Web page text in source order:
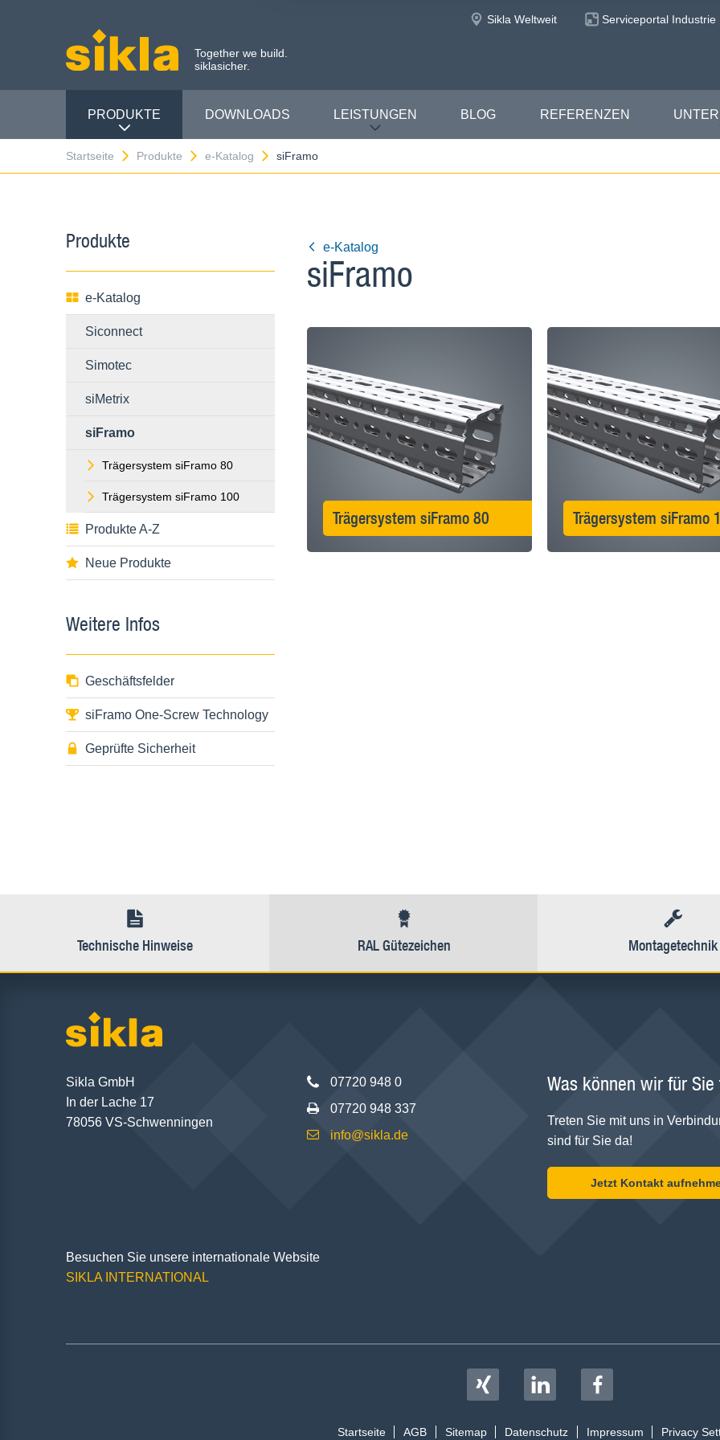
Together we build.
siklasicher.
Sikla Weltweit Serviceportal Industrie
PRODUKTE DOWNLOADS LEISTUNGEN BLOG REFERENZEN
Startseite Produkte e-Katalog siFramo
Produkte
e-Katalog
Siconnect
Simotec
siMetrix
siFramo
Trägersystem siFramo 80
Trägersystem siFramo 100
Produkte A-Z
Neue Produkte
Weitere Infos
Geschäftsfelder
siFramo One-Screw Technology
Geprüfte Sicherheit
e-Katalog
siFramo
Trägersystem siFramo 80 Trägersystem siFramo
Technische Hinweise RAL Gütezeichen Montagetechnik
Sikla GmbH
In der Lache 17
78056 VS-Schwenningen
07720 948 0
07720 948 337
info@sikla.de
Was können wir für Sie
Treten Sie mit uns in
sind für Sie da!
Jetzt Kontakt
Besuchen Sie unsere internationale Website
SIKLA INTERNATIONAL
Startseite AGB Sitemap Datenschutz Impressum Privacy